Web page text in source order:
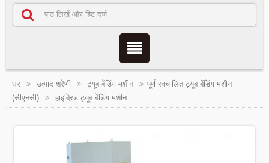
घर उत्पाद श्रेणी ट्यूब बेंडिंग मशीन
पूर्ण स्वचालित ट्यूब बेंडिंग मशीन
(सीएनसी)
हाइब्रिड ट्यूब बेंडिंग मशीन